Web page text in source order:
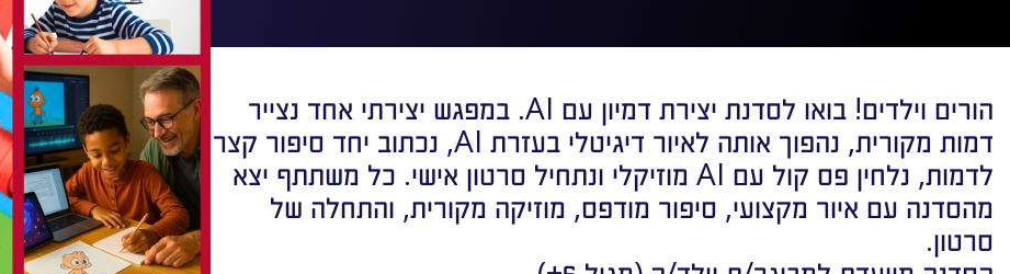
הורים וילדים! בואו לסדנת יצירת דמיון עם AI. במפגש יצירתי אחד נצייר
דמות מקורית, נהפוך אותה לאיור דיגיטלי בעזרת AI, נכתוב יחד סיפור קצר
לדמות, נלחין פס קול עם AI מוזיקלי ונתחיל סרטון אישי. כל משתתף יצא
מהסדנה עם איור מקצועי, סיפור מודפס, מוזיקה מקורית, והתחלה של
סרטון.